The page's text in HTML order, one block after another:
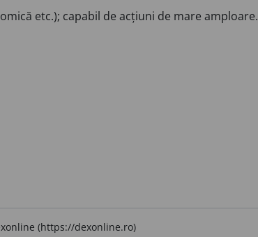
etc.); capabil de acțiuni de mare amploare.
(https://dexonline.ro)